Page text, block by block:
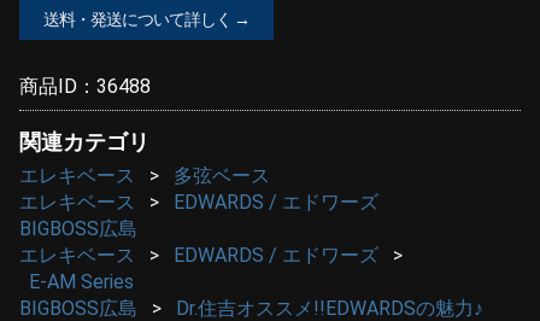
送料・発送について詳しく →
商品ID： 36488
関連カテゴリ
エレキベース
多弦ベース
エレキベース
EDWARDS / エドワーズ
BIGBOSS広島
エレキベース
EDWARDS / エドワーズ
E-AM Series
BIGBOSS広島
Dr.住吉オススメ!!EDWARDSの魅力♪